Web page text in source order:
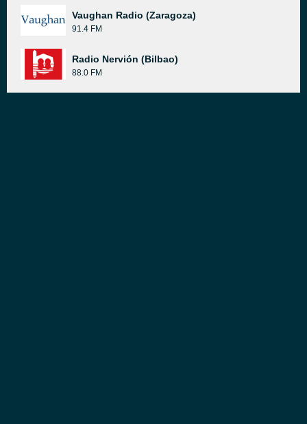
Vaughan Radio (Zaragoza)
91.4 FM
Radio Nervión (Bilbao)
88.0 FM